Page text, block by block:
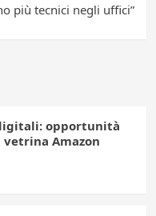
più tecnici negli uffici”
opportunità
Amazon